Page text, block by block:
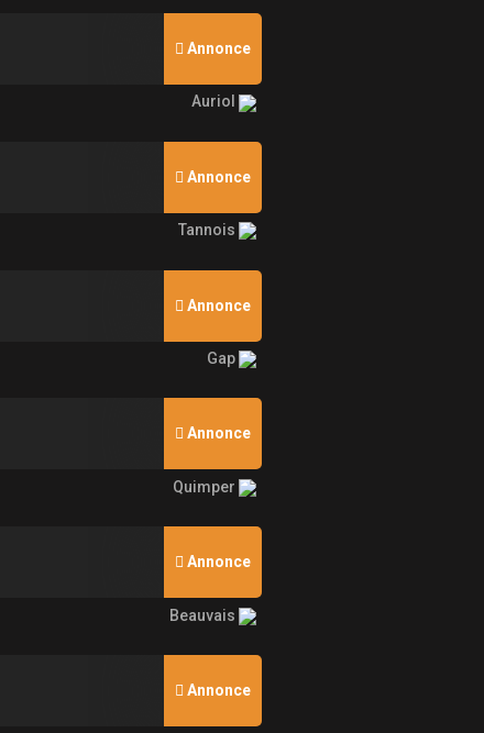
Annonce
Auriol
Annonce
Tannois
Annonce
Gap
Annonce
Quimper
Annonce
Beauvais
Annonce